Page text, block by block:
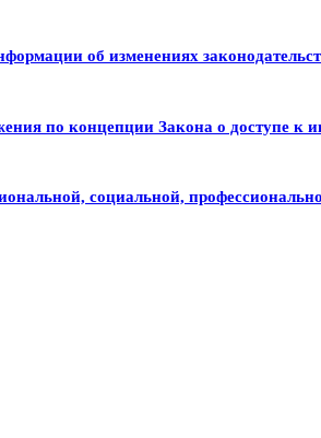
об изменениях
по концепции Закона о доступе к
социальной,